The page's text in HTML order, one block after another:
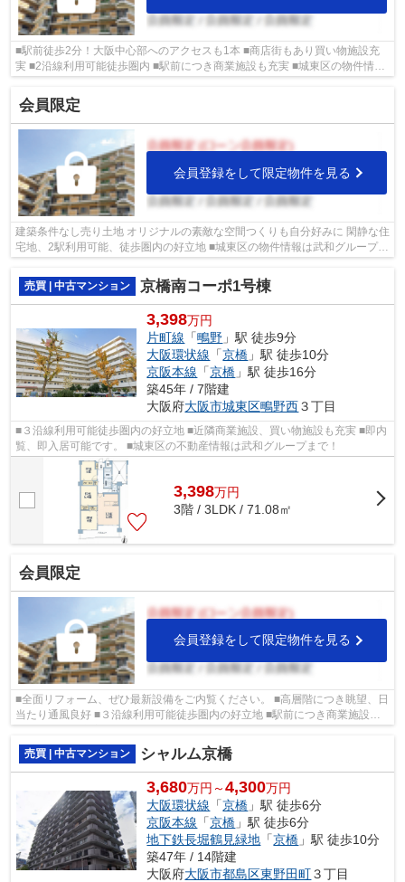
■駅前徒歩2分！大阪中心部へのアクセスも1本 ■商店街もあり買い物施設充
実 ■2沿線利用可能徒歩圏内 ■駅前につき商業施設も充実 ■城東区の物件情報
会員限定
会員登録をして限定物件を見る
建築条件なし売り土地 オリジナルの素敵な空間つくりも自分好みに 閑静な住
宅地、2駅利用可能、徒歩圏内の好立地 ■城東区の物件情報は武和グループま
売買 | 中古マンション
京橋南コーポ1号棟
3,398万円
片町線 「鴫野 」駅 徒歩9分
大阪環状線 「京橋 」駅 徒歩10分
京阪本線 「京橋 」駅 徒歩16分
築45年 / 7階建
大阪府大阪市城東区鴫野西３丁目
■３沿線利用可能徒歩圏内の好立地 ■近隣商業施設、買い物施設も充実 ■即内
覧、即入居可能です。 ■城東区の不動産情報は武和グループまで！
3,398万円
3階 / 3LDK / 71.08㎡
会員限定
会員登録をして限定物件を見る
■全面リフォーム、ぜひ最新設備をご内覧ください。 ■高層階につき眺望、日
当たり通風良好 ■３沿線利用可能徒歩圏内の好立地 ■駅前につき商業施設、
売買 | 中古マンション
シャルム京橋
3,680万円～4,300万円
大阪環状線 「京橋 」駅 徒歩6分
京阪本線 「京橋 」駅 徒歩6分
地下鉄長堀鶴見緑地 「京橋 」駅 徒歩10分
築47年 / 14階建
大阪府大阪市都島区東野田町３丁目